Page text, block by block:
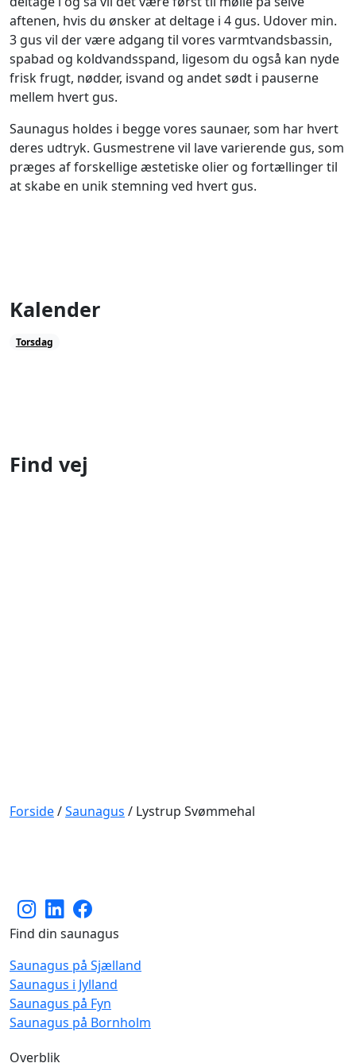
aftenen, hvis du ønsker at deltage i 4 gus. Udover min.
3 gus vil der være adgang til vores varmtvandsbassin,
spabad og koldvandsspand, ligesom du også kan nyde
frisk frugt, nødder, isvand og andet sødt i pauserne
mellem hvert gus.
Saunagus holdes i begge vores saunaer, som har hvert
deres udtryk. Gusmestrene vil lave varierende gus, som
præges af forskellige æstetiske olier og fortællinger til
at skabe en unik stemning ved hvert gus.
Kalender
Torsdag
Find vej
Forside/Saunagus / Lystrup Svømmehal
Find din saunagus
Saunagus på Sjælland
Saunagus i Jylland
Saunagus på Fyn
Saunagus på Bornholm
Overblik